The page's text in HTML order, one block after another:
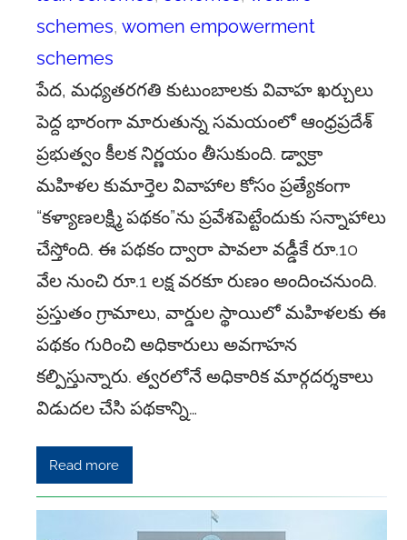
schemes, women empowerment
schemes
పేద, మధ్యతరగతి కుటుంబాలకు వివాహ ఖర్చులు
పెద్ద భారంగా మారుతున్న సమయంలో ఆంధ్రప్రదేశ్
ప్రభుత్వం కీలక నిర్ణయం తీసుకుంది. డ్వాక్రా
మహిళల కుమార్తెల వివాహాల కోసం ప్రత్యేకంగా
“కళ్యాణలక్ష్మి పథకం”ను ప్రవేశపెట్టేందుకు సన్నాహాలు
చేస్తోంది. ఈ పథకం ద్వారా పావలా వడ్డీకే రూ.10
వేల నుంచి రూ.1 లక్ష వరకూ రుణం అందించనుంది.
ప్రస్తుతం గ్రామాలు, వార్డుల స్థాయిలో మహిళలకు ఈ
పథకం గురించి అధికారులు అవగాహన
కల్పిస్తున్నారు. త్వరలోనే అధికారిక మార్గదర్శకాలు
విడుదల చేసి పథకాన్ని…
Read more